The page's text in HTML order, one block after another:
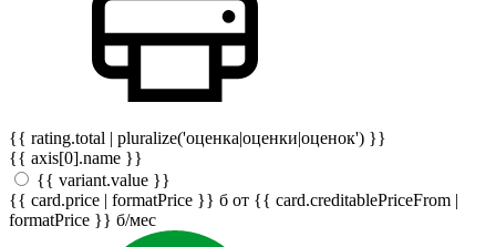
{{ rating.total | pluralize('оценка|оценки|оценок') }}
{{ axis[0].name }}
{{ variant.value }}
{{ card.price | formatPrice }} б от {{ card.creditablePriceFrom |
formatPrice }} б/мес